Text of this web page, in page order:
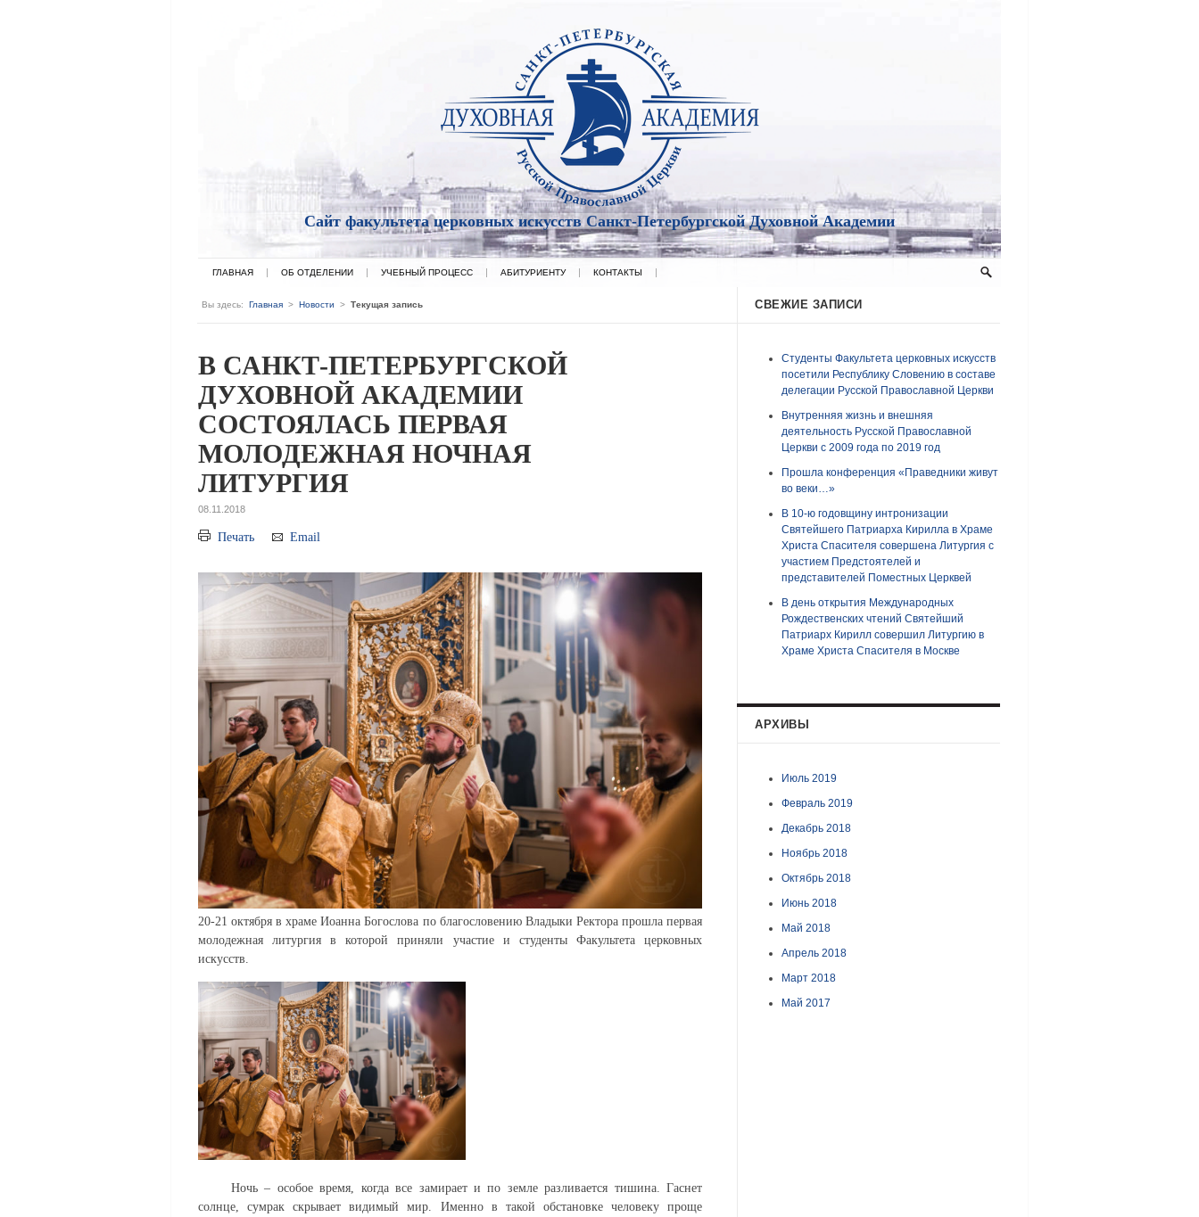
Сайт факультета церковных искусств Санкт-Петербургской Духовной Академии
ГЛАВНАЯ ОБ ОТДЕЛЕНИИ УЧЕБНЫЙ ПРОЦЕСС АБИТУРИЕНТУ КОНТАКТЫ
Вы здесь: Главная > Новости > Текущая запись
В САНКТ-ПЕТЕРБУРГСКОЙ
ДУХОВНОЙ АКАДЕМИИ
СОСТОЯЛАСЬ ПЕРВАЯ
МОЛОДЕЖНАЯ НОЧНАЯ
ЛИТУРГИЯ
08.11.2018
Печать Email
20-21 октября в храме Иоанна Богослова по благословению Владыки Ректора прошла первая
молодежная литургия в которой приняли участие и студенты Факультета церковных
искусств.
Ночь – особое время, когда все замирает и по земле разливается тишина. Гаснет
солнце,сумрак скрывает видимый мир. Именно в такой обстановке человеку проще
СВЕЖИЕ ЗАПИСИ
Студенты Факультета церковных искусств
посетили Республику Словению в составе
делегации Русской Православной Церкви
Внутренняя жизнь и внешняя
деятельность Русской Православной
Церкви с 2009 года по 2019 год
Прошла конференция «Праведники живут
во веки…»
В 10-ю годовщину интронизации
Святейшего Патриарха Кирилла в Храме
Христа Спасителя совершена Литургия с
участием Предстоятелей и
представителей Поместных Церквей
В день открытия Международных
Рождественских чтений Святейший
Патриарх Кирилл совершил Литургию в
Храме Христа Спасителя в Москве
АРХИВЫ
Июль 2019
Февраль 2019
Декабрь 2018
Ноябрь 2018
Октябрь 2018
Июнь 2018
Май 2018
Апрель 2018
Март 2018
Май 2017